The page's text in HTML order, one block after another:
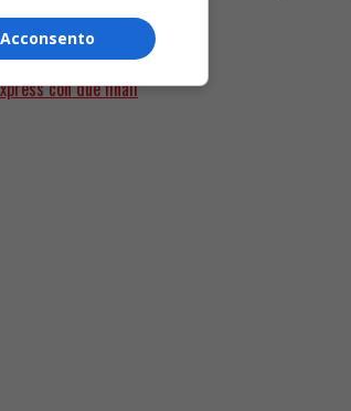
con due finali
Acconsento